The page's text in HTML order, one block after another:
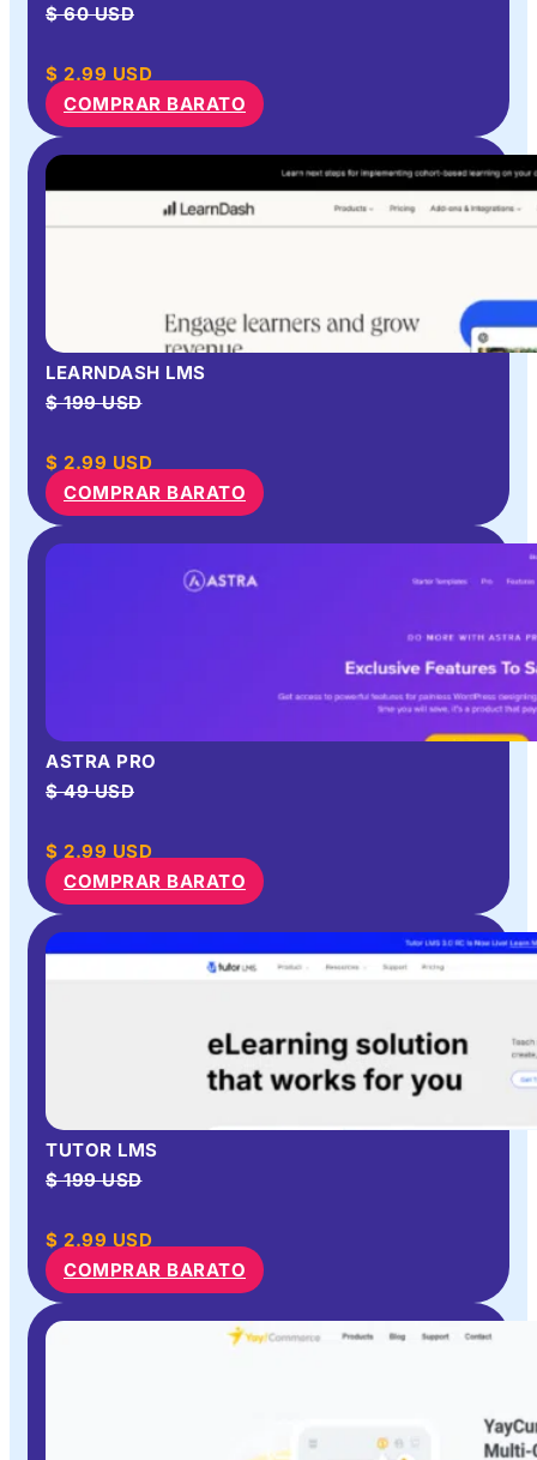
$ 60 USD
$ 2.99 USD
COMPRAR BARATO
LEARNDASH LMS
$ 199 USD
$ 2.99 USD
COMPRAR BARATO
ASTRA PRO
$ 49 USD
$ 2.99 USD
COMPRAR BARATO
TUTOR LMS
$ 199 USD
$ 2.99 USD
COMPRAR BARATO